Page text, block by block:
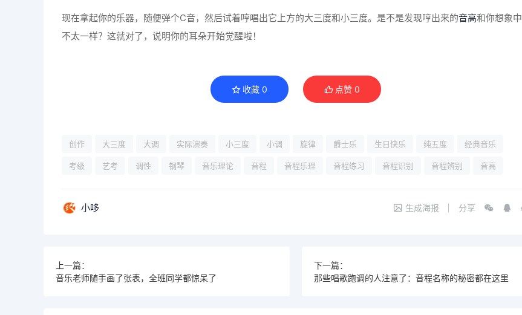
现在拿起你的乐器，随便弹个C音，然后试着哼唱出它上方的大三度和小三度。是不是发现哼出来的音高和你想象中
不太一样？这就对了，说明你的耳朵开始觉醒啦！
收藏 0 点赞 0
创作 大三度 大调 实际演奏 小三度 小调 旋律 爵士乐 生日快乐 纯五度 经典音乐
考级 艺考 调性 钢琴 音乐理论 音程 音程乐理 音程练习 音程识别 音程辨别 音高
小哆 生成海报 分享
上一篇：
音乐老师随手画了张表，全班同学都惊呆了
下一篇：
那些唱歌跑调的人注意了：音程名称的秘密都在这里